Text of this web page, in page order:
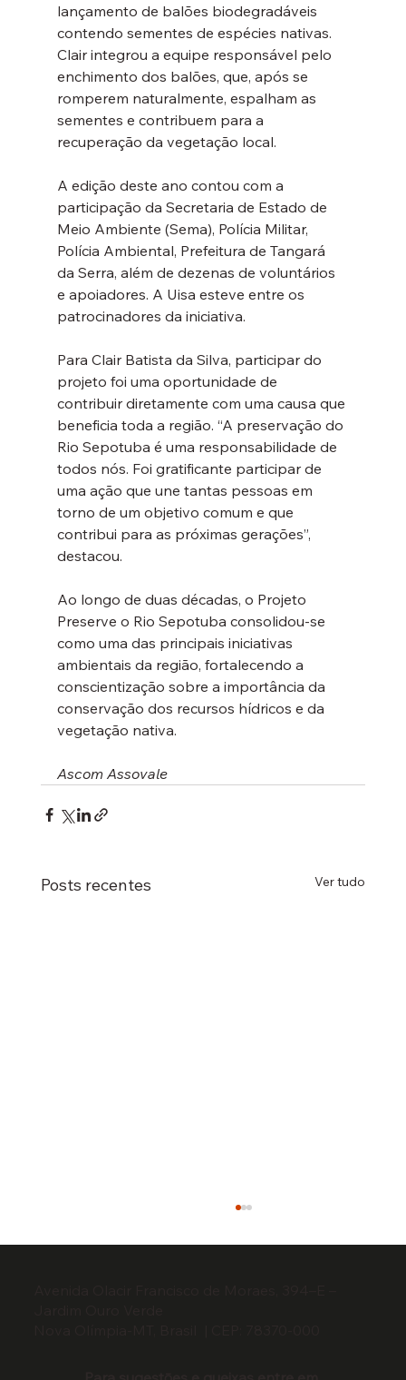
lançamento de balões biodegradáveis
contendo sementes de espécies nativas.
Clair integrou a equipe responsável pelo
enchimento dos balões, que, após se
romperem naturalmente, espalham as
sementes e contribuem para a
recuperação da vegetação local.
A edição deste ano contou com a
participação da Secretaria de Estado de
Meio Ambiente (Sema), Polícia Militar,
Polícia Ambiental, Prefeitura de Tangará
da Serra, além de dezenas de voluntários
e apoiadores. A Uisa esteve entre os
patrocinadores da iniciativa.
Para Clair Batista da Silva, participar do
projeto foi uma oportunidade de
contribuir diretamente com uma causa que
beneficia toda a região. “A preservação do
Rio Sepotuba é uma responsabilidade de
todos nós. Foi gratificante participar de
uma ação que une tantas pessoas em
torno de um objetivo comum e que
contribui para as próximas gerações”,
destacou.
Ao longo de duas décadas, o Projeto
Preserve o Rio Sepotuba consolidou-se
como uma das principais iniciativas
ambientais da região, fortalecendo a
conscientização sobre a importância da
conservação dos recursos hídricos e da
vegetação nativa.
Ascom Assovale
Posts recentes Ver tudo